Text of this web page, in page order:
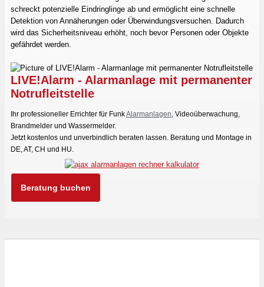
schreckt potenzielle Eindringlinge ab und ermöglicht eine schnelle
Detektion von Annäherungen oder Überwindungsversuchen. Dadurch
wird das Sicherheitsniveau erhöht, noch bevor Personen oder Objekte
gefährdet werden.
LIVE!Alarm - Alarmanlage mit permanenter
Notrufleitstelle
Ihr professioneller Errichter für FunkAlarmanlagen, Videoüberwachung,
Brandmelder und Wassermelder.
Jetzt kostenlos und unverbindlich beraten lassen. Beratung und Montage in
DE, AT, CH und HU.
Beratung buchen